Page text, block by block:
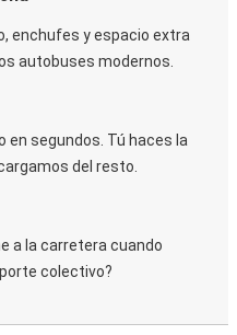
enchufes y espacio extra
autobuses modernos.
en segundos. Tú haces la
del resto.
a la carretera cuando
colectivo?